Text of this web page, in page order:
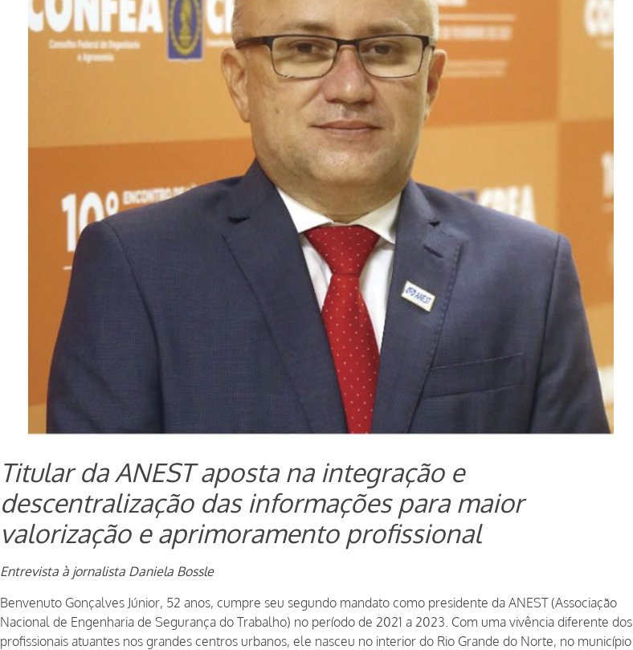
Titular da ANEST aposta na integração e
descentralização das informações para maior
valorização e aprimoramento profissional
Entrevista à jornalista Daniela Bossle
Benvenuto Gonçalves Júnior, 52 anos, cumpre seu segundo mandato como presidente da ANEST (Associação
Nacional de Engenharia de Segurança do Trabalho) no período de 2021 a 2023. Com uma vivência diferente dos
profissionais atuantes nos grandes centros urbanos, ele nasceu no interior do Rio Grande do Norte, no município